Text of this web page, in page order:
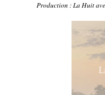
Production : La Huit